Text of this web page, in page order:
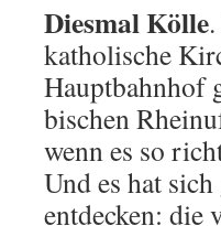
Diesmal Kölle
katholische
Hauptbahnhof
bischen
wenn es so
Und es hat
entdecken: die